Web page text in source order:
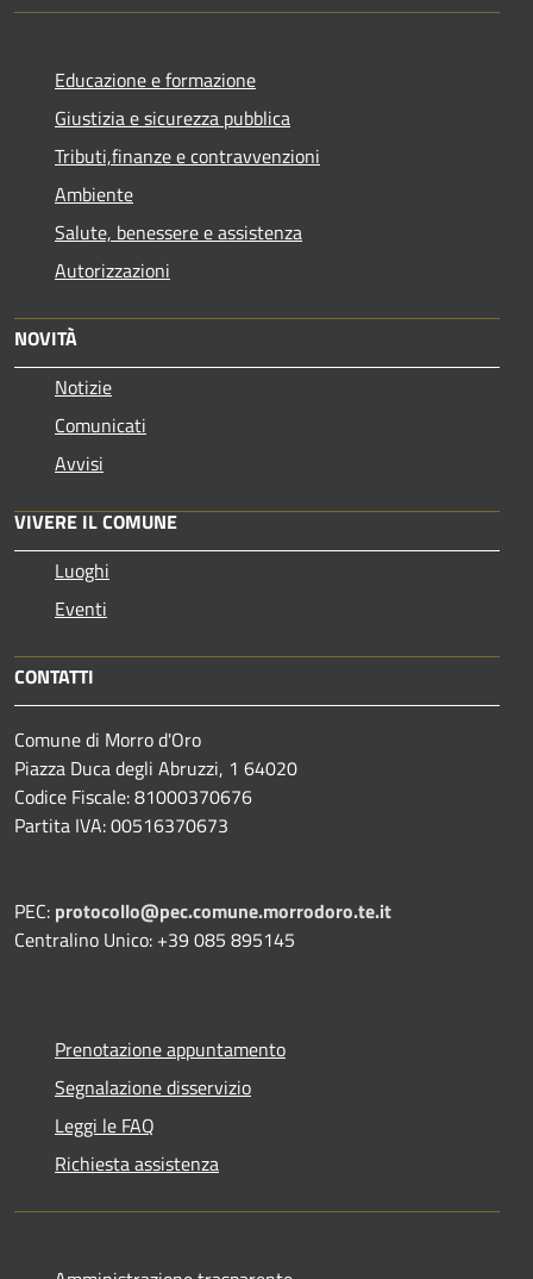
Educazione e formazione
Giustizia e sicurezza pubblica
Tributi,finanze e contravvenzioni
Ambiente
Salute, benessere e assistenza
Autorizzazioni
NOVITÀ
Notizie
Comunicati
Avvisi
VIVERE IL COMUNE
Luoghi
Eventi
CONTATTI
Comune di Morro d'Oro
Piazza Duca degli Abruzzi, 1 64020
Codice Fiscale: 81000370676
Partita IVA: 00516370673
PEC: protocollo@pec.comune.morrodoro.te.it
Centralino Unico: +39 085 895145
Prenotazione appuntamento
Segnalazione disservizio
Leggi le FAQ
Richiesta assistenza